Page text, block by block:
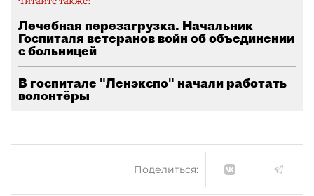
Лечебная перезагрузка. Начальник
Госпиталя ветеранов войн об объединении
с больницей
В госпитале "Ленэкспо" начали работать
волонтёры
Поделиться: